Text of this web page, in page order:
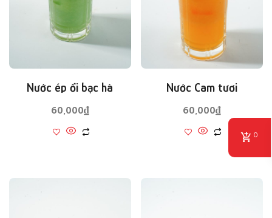
Nước ép ổi bạc hà
60,000₫
Nước Cam tươi
60,000₫
0